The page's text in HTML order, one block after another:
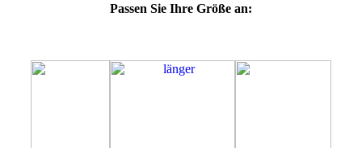
Passen Sie Ihre Größe an: